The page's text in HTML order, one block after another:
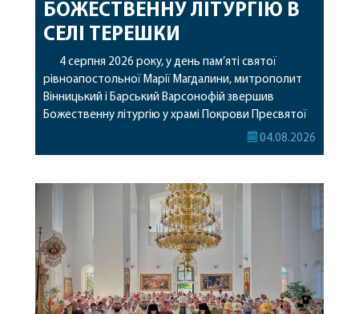
БОЖЕСТВЕННУ ЛІТУРГІЮ В
СЕЛІ ТЕРЕШКИ
4 серпня 2026 року, у день пам’яті святої
рівноапостольної Марії Магдалини, митрополит
Вінницький і Барський Варсонофій звершив
Божественну літургію у храмі Покрови Пресвятої
Богородиці села Терешки Барського благочиння.
рівноапостольної Марії Магдалини з часткою її
святих мощей, передана зі Святої Гори Афон.
Також для поклоніння вірянам […]
04.08.2026